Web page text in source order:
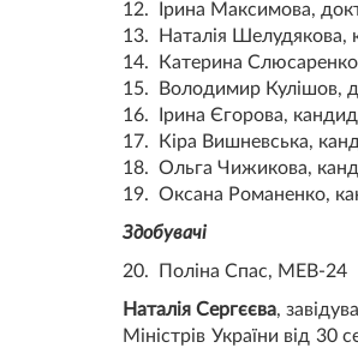
12. Ірина Максимова,
13. Наталія Шелудякова,
14. Катерина
15. Володимир Кулішов,
16. Ірина Єгорова,
17. Кіра Вишневська,
18. Ольга Чижикова,
19. Оксана Романенко,
Здобувачі
20. Поліна Спас, МЕВ-24
Наталія Сергєєва,
Міністрів України від